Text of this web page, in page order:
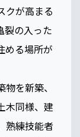
クが高まる
裂の入った
める場所が
を新築、
木同様、建
熟練技能者